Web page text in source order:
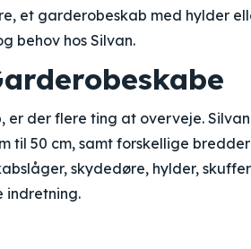
et garderobeskab med hylder
behov hos Silvan.
der flere ting at overveje. Silvan
til 50 cm, samt forskellige
skydedøre, hylder,
indretning.